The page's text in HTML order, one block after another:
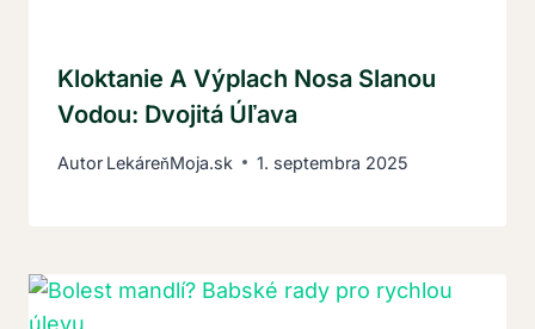
Kloktanie A Výplach Nosa Slanou
Vodou: Dvojitá Úľava
Autor LekáreňMoja.sk 1. septembra 2025